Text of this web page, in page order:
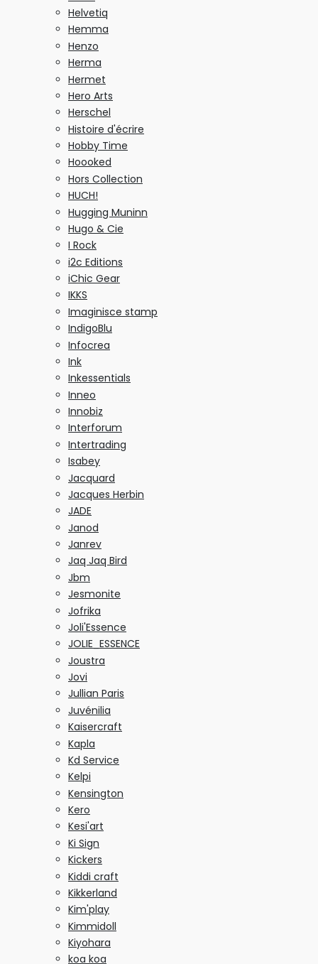
Helvetiq
Hemma
Henzo
Herma
Hermet
Hero Arts
Herschel
Histoire d'écrire
Hobby Time
Hoooked
Hors Collection
HUCH!
Hugging Muninn
Hugo & Cie
I Rock
i2c Editions
iChic Gear
IKKS
Imaginisce stamp
IndigoBlu
Infocrea
Ink
Inkessentials
Inneo
Innobiz
Interforum
Intertrading
Isabey
Jacquard
Jacques Herbin
JADE
Janod
Janrev
Jaq Jaq Bird
Jbm
Jesmonite
Jofrika
Joli'Essence
JOLIE_ESSENCE
Joustra
Jovi
Jullian Paris
Juvénilia
Kaisercraft
Kapla
Kd Service
Kelpi
Kensington
Kero
Kesi'art
Ki Sign
Kickers
Kiddi craft
Kikkerland
Kim'play
Kimmidoll
Kiyohara
koa koa